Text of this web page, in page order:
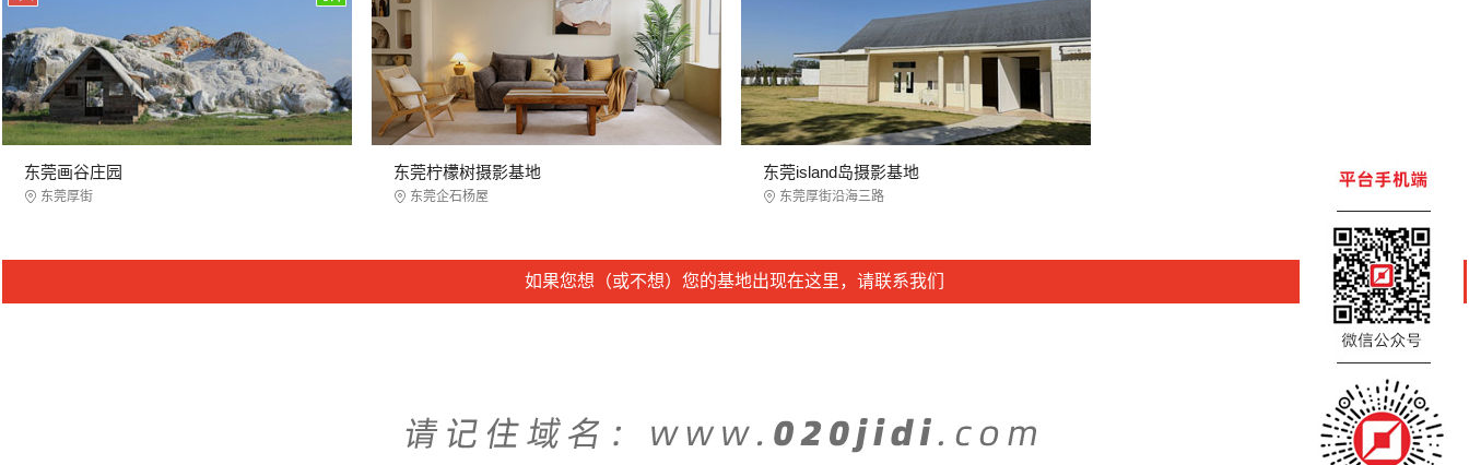
东莞画谷庄园
东莞厚街
东莞柠檬树摄影基地
东莞企石杨屋
东莞island岛摄影基地
东莞厚街沿海三路
如果您想（或不想）您的基地出现在这里，请联系我们